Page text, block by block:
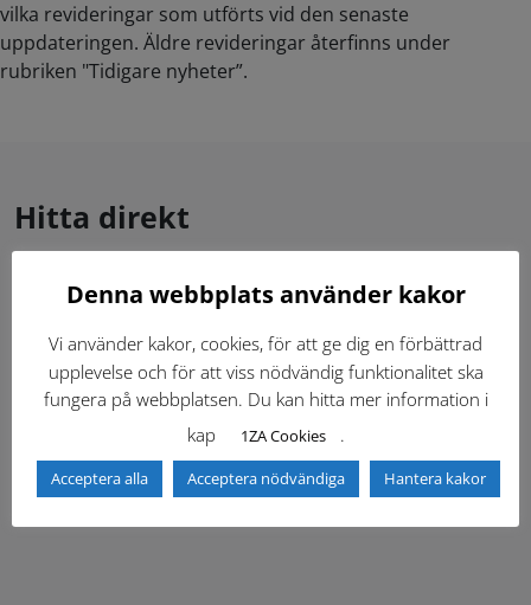
vilka revideringar som utförts vid den senaste
uppdateringen. Äldre revideringar återfinns under
rubriken "Tidigare nyheter”.
Hitta direkt
Gällande standardritningar (Dwg och pdf)
Dokumentbibliotek Kontaktlista
Tidigare versioner
Säkerhetsordningen
Denna webbplats använder kakor
Vi använder kakor, cookies, för att ge dig en förbättrad
upplevelse och för att viss nödvändig funktionalitet ska
fungera på webbplatsen. Du kan hitta mer information i
kap
1ZA Cookies .
Acceptera alla Acceptera nödvändiga Hantera kakor